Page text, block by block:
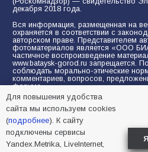
декабря 2018 года.
Вся информация, размещенная на
охраняется в соответствии с
авторском праве. Представителем
фотоматериалов является «ООО
частичное воспроизведение
www.bataysk-gorod.ru запрещается.
соблюдать морально-этические
комментариев, вопросов,
форуме.
Политика конфиденциальности и
Согласие на обработку
сервисов Yandex.Metrika, LiveInternet,
© 2005-2026 БИА «ВПЕРЕД»
Для повышения удобства
сайта мы используем cookies
(подробнее). К сайту
подключены сервисы
Yandex.Metrika, LiveInternet,